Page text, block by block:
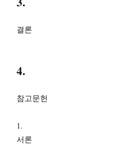
결론
4.
참고문헌
1.
서론